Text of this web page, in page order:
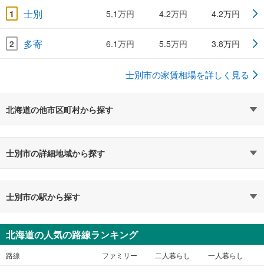
1 士別 5.1万円 4.2万円 4.2万円
2 多寄 6.1万円 5.5万円 3.8万円
士別市の家賃相場を詳しく見る
北海道の他市区町村から探す
士別市の詳細地域から探す
士別市の駅から探す
北海道の人気の路線ランキング
路線 ファミリー 二人暮らし 一人暮らし